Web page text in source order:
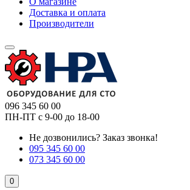
Доставка и оплата
Производители
096 345 60 00
ПН-ПТ с 9-00 до 18-00
Не дозвонились? Заказ звонка!
095 345 60 00
073 345 60 00
0